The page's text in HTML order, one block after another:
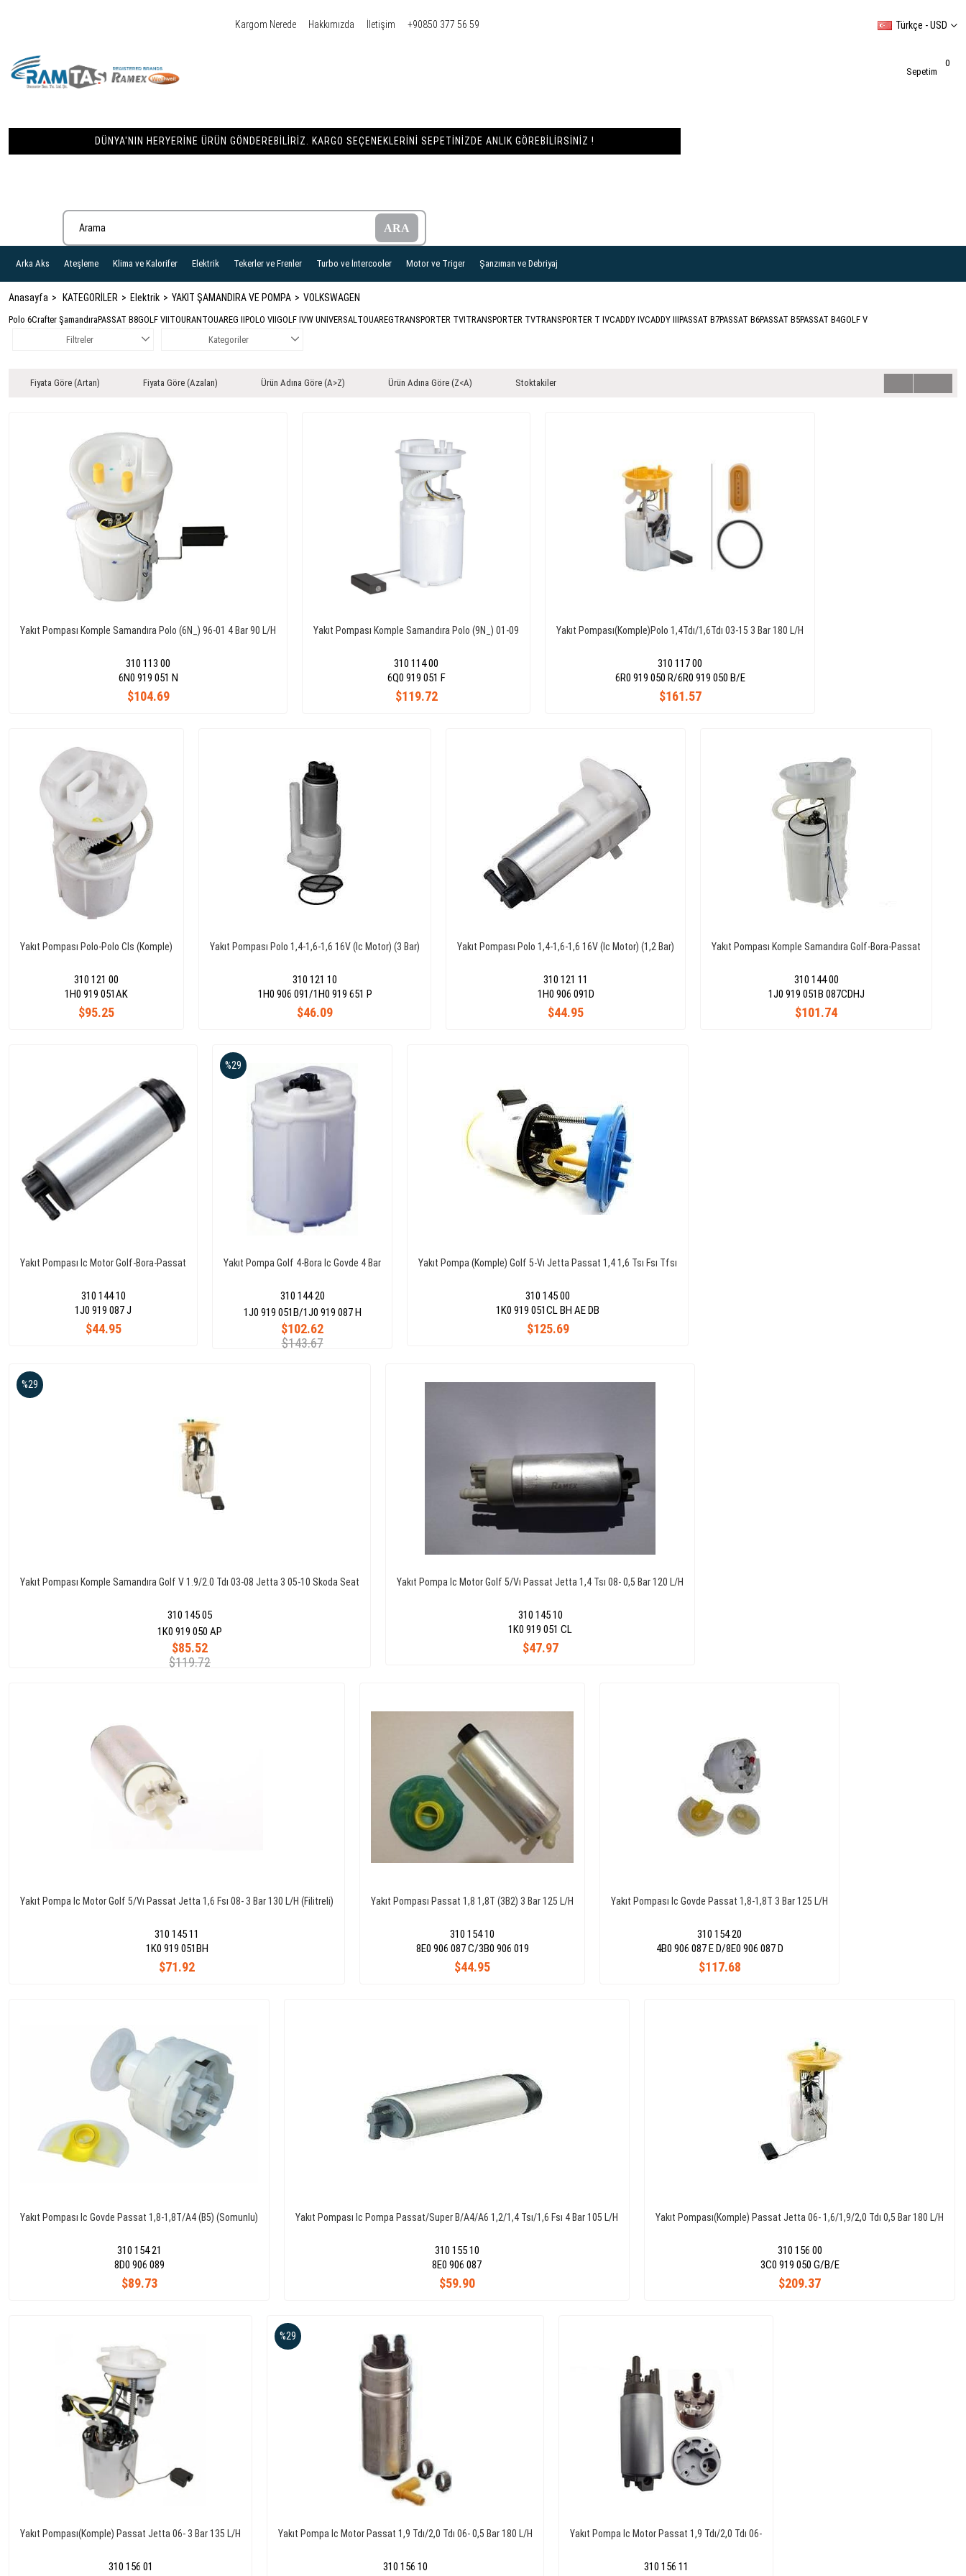
Kargom Nerede Hakkımızda İletişim +90850 377 56 59
DÜNYA'NIN HERYERINE ÜRÜN GÖNDEREBILIRIZ. KARGO SEÇENEKLERINI SEPETINIZDE ANLIK GÖREBILIRSINIZ !
Türkçe - USD
Sepetim
0
Arka Aks Ateşleme Klima ve Kalorifer Elektrik Tekerler ve Frenler Turbo ve İntercooler Motor ve Triger Şanzıman ve Debriyaj
Anasayfa KATEGORİLER Elektrik YAKIT ŞAMANDIRA VE POMPA VOLKSWAGEN
Polo 6Crafter ŞamandıraPASSAT B8GOLF VIITOURANTOUAREG IIPOLO VIIGOLF IVW UNIVERSAL TOUAREGTRANSPORTER TVITRANSPORTER TVTRANSPORTER T IVCADDY IVCADDY IIIPASSAT B7PASSAT B6PASSAT B5PASSAT B4GOLF V
Filtreler
Kategoriler
Fiyata Göre (Artan) Fiyata Göre (Azalan) Ürün Adına Göre (A>Z) Ürün Adına Göre (Z<A) Stoktakiler
Yakıt Pompası Komple Samandıra Polo (6N_) 96-01 4 Bar 90 L/H
310 113 00
$104.69
6N0 919 051 N
Yakıt Pompası Komple Samandıra Polo (9N_) 01-09
310 114 00
$119.72
6Q0 919 051 F
Yakıt Pompası(Komple)Polo 1,4Tdı/1,6Tdı 03-15 3 Bar 180 L/H
310 117 00
$161.57
6R0 919 050 R/6R0 919 050 B/E
Yakıt Pompası Polo-Polo Cls (Komple)
310 121 00
$95.25
1H0 919 051AK
Yakıt Pompası Polo 1,4-1,6-1,6 16V (Ic Motor) (3 Bar)
310 121 10
$46.09
1H0 906 091/1H0 919 651 P
Yakıt Pompası Polo 1,4-1,6-1,6 16V (Ic Motor) (1,2 Bar)
310 121 11
$44.95
1H0 906 091D
Yakıt Pompası Komple Samandıra Golf-Bora-Passat
310 144 00
$101.74
1J0 919 051B 087CDHJ
Yakıt Pompası Ic Motor Golf-Bora-Passat
310 144 10
$44.95
1J0 919 087 J
Yakıt Pompa Golf 4-Bora Ic Govde 4 Bar
310 144 20
$102.62
$143.67
%29
1J0 919 051B/1J0 919 087 H
Yakıt Pompa (Komple) Golf 5-Vı Jetta Passat 1,4 1,6 Tsı Fsı Tfsı
310 145 00
$125.69
1K0 919 051CL BH AE DB
Yakıt Pompası Komple Samandıra Golf V 1.9/2.0 Tdı 03-08 Jetta 3 05-10 Skoda Seat
310 145 05
$85.52
$119.72
%29
1K0 919 050 AP
Yakıt Pompa Ic Motor Golf 5/Vı Passat Jetta 1,4 Tsı 08- 0,5 Bar 120 L/H
310 145 10
$47.97
1K0 919 051 CL
Yakıt Pompa Ic Motor Golf 5/Vı Passat Jetta 1,6 Fsı 08- 3 Bar 130 L/H (Filitreli)
310 145 11
$71.92
1K0 919 051BH
Yakıt Pompası Passat 1,8 1,8T (3B2) 3 Bar 125 L/H
310 154 10
$44.95
8E0 906 087 C/3B0 906 019
Yakıt Pompası Ic Govde Passat 1,8-1,8T 3 Bar 125 L/H
310 154 20
$117.68
4B0 906 087 E D/8E0 906 087 D
Yakıt Pompası Ic Govde Passat 1,8-1,8T/A4 (B5) (Somunlu)
310 154 21
$89.73
8D0 906 089
Yakıt Pompası Ic Pompa Passat/Super B/A4/A6 1,2/1,4 Tsı/1,6 Fsı 4 Bar 105 L/H
310 155 10
$59.90
8E0 906 087
Yakıt Pompası(Komple) Passat Jetta 06- 1,6/1,9/2,0 Tdı 0,5 Bar 180 L/H
310 156 00
$209.37
3C0 919 050 G/B/E
Yakıt Pompası(Komple) Passat Jetta 06- 3 Bar 135 L/H
310 156 01
Yakıt Pompa Ic Motor Passat 1,9 Tdı/2,0 Tdı 06- 0,5 Bar 180 L/H
310 156 10
%29
Yakıt Pompa Ic Motor Passat 1,9 Tdı/2,0 Tdı 06-
310 156 11